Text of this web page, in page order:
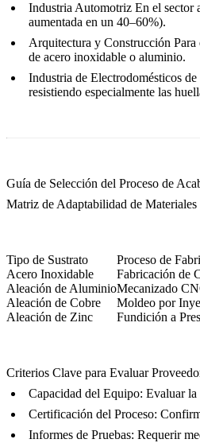
Industria Automotriz En el sector
aumentada en un 40–60%).
Arquitectura y Construcción Para
de acero inoxidable o aluminio.
Industria de Electrodomésticos de
resistiendo especialmente las
Guía de Selección del Proceso de
Matriz de Adaptabilidad de Materiales
Tipo de Sustrato Proceso de
Acero Inoxidable
Fabricación de
Aleación de AluminioMecanizado
Aleación de Cobre
Moldeo por
Aleación de Zinc
Fundición a
Criterios Clave para Evaluar
Capacidad del Equipo: Evaluar la
Certificación del Proceso:
Informes de Pruebas: Requerir